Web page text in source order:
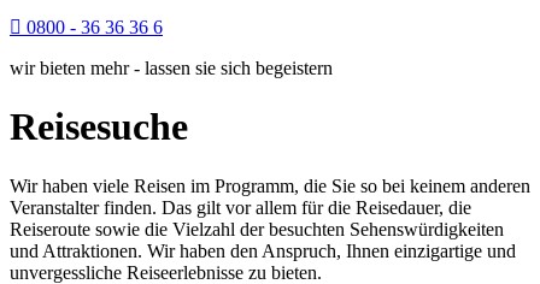
0800 - 36 36 36 6
wir bieten mehr - lassen sie sich begeistern
Reisesuche
Wir haben viele Reisen im Programm, die Sie so bei keinem anderen
Veranstalter finden. Das gilt vor allem für die Reisedauer, die
Reiseroute sowie die Vielzahl der besuchten Sehenswürdigkeiten
und Attraktionen. Wir haben den Anspruch, Ihnen einzigartige und
unvergessliche Reiseerlebnisse zu bieten.